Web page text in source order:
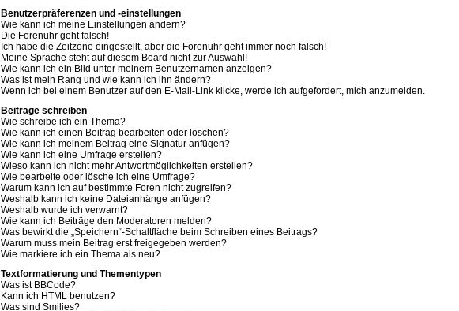
Benutzerpräferenzen und -einstellungen
Wie kann ich meine Einstellungen ändern?
Die Forenuhr geht falsch!
Ich habe die Zeitzone eingestellt, aber die Forenuhr geht immer noch falsch!
Meine Sprache steht auf diesem Board nicht zur Auswahl!
Wie kann ich ein Bild unter meinem Benutzernamen anzeigen?
Was ist mein Rang und wie kann ich ihn ändern?
Wenn ich bei einem Benutzer auf den E-Mail-Link klicke, werde ich aufgefordert, mich anzumelden.
Beiträge schreiben
Wie schreibe ich ein Thema?
Wie kann ich einen Beitrag bearbeiten oder löschen?
Wie kann ich meinem Beitrag eine Signatur anfügen?
Wie kann ich eine Umfrage erstellen?
Wieso kann ich nicht mehr Antwortmöglichkeiten erstellen?
Wie bearbeite oder lösche ich eine Umfrage?
Warum kann ich auf bestimmte Foren nicht zugreifen?
Weshalb kann ich keine Dateianhänge anfügen?
Weshalb wurde ich verwarnt?
Wie kann ich Beiträge den Moderatoren melden?
Was bewirkt die „Speichern“-Schaltfläche beim Schreiben eines Beitrags?
Warum muss mein Beitrag erst freigegeben werden?
Wie markiere ich ein Thema als neu?
Textformatierung und Thementypen
Was ist BBCode?
Kann ich HTML benutzen?
Was sind Smilies?